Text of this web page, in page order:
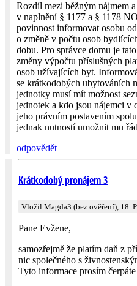
Rozdíl mezi běžným nájmem
v naplnění § 1177 a § 1178
povinnost informovat osobu
o změně v počtu osob
dobu. Pro správce domu je
změny výpočtu příslušných
osob užívajících byt.
se krátkodobých ubytováních
jednotky musí mít možnost
jednotek a kdo jsou nájemci v
jeho právním postavením
jednak nutností umožnit mu
odpovědět
Krátkodobý pronájem 3
Vložil Magda3 (bez ověření), 18.
Pane Evžene,
samozřejmě že platím daň z
nic společného s
Tyto informace prosím